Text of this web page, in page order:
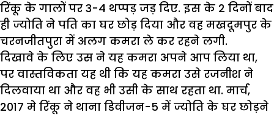
रिंकू के गालों पर 3-4 थप्पड़ जड़ दिए. इस के 2 दिनों बाद
ही ज्योति ने पति का घर छोड़ दिया और वह मखदूमपुर के
चरनजीतपुरा में अलग कमरा ले कर रहने लगी.
दिखावे के लिए उस ने यह कमरा अपने आप लिया था,
पर वास्तविकता यह थी कि यह कमरा उसे रजनीश ने
दिलवाया था और वह भी उसी के साथ रहता था. मार्च,
2017 मे रिंकू ने थाना डिवीजन-5 में ज्योति के घर छोड़ने